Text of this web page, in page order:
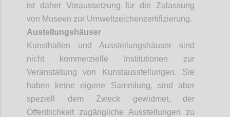
ist daher Voraussetzung für die Zulassung
von Museen zur Umweltzeichenzertifizierung.
Austellungshäuser
Kunsthallen und Ausstellungshäuser sind
nicht kommerzielle Institutionen zur
Veranstaltung von Kunstausstellungen. Sie
haben keine eigene Sammlung, sind aber
speziell dem Zweck gewidmet, der
Öffentlichkeit zugängliche Ausstellungen zu